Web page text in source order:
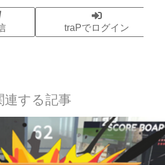
連する記事